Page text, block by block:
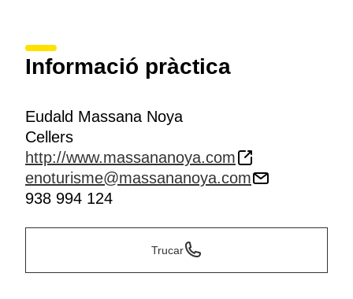
Informació pràctica
Eudald Massana Noya
Cellers
http://www.massananoya.com
enoturisme@massananoya.com
938 994 124
Trucar